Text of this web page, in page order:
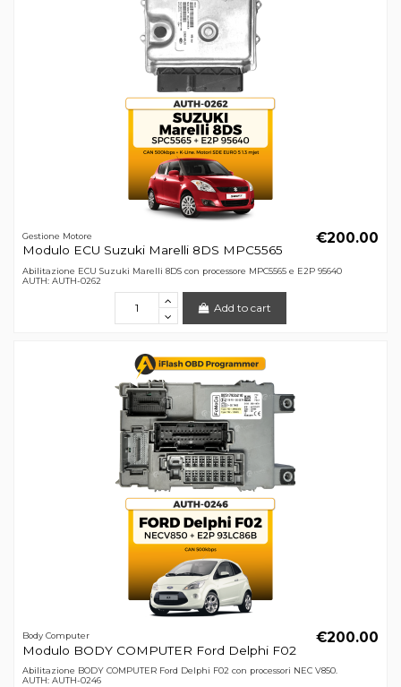
Gestione Motore
Modulo ECU Suzuki Marelli 8DS MPC5565
€200.00
Abilitazione ECU Suzuki Marelli 8DS con processore MPC5565 e E2P 95640
AUTH: AUTH-0262
Add to cart
Body Computer
Modulo BODY COMPUTER Ford Delphi F02
€200.00
Abilitazione BODY COMPUTER Ford Delphi F02 con processori NEC V850.
AUTH: AUTH-0246